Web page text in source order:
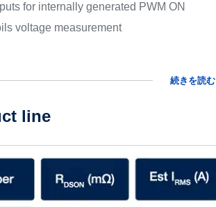
for internally generated PWM ON
voltage measurement
続きを読む
line